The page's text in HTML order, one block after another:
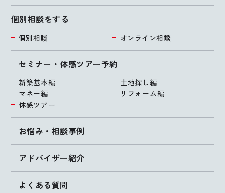
お悩み・相談事例
アドバイザー紹介
よくある質問
個別相談をする
個別相談 オンライン相談
セミナー・体感ツアー予約
新築基本編
土地探し編
マネー編
リフォーム編
体感ツアー